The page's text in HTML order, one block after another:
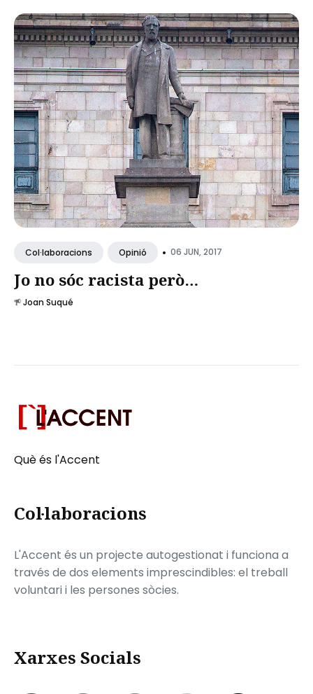
Col·laboracions Opinió • 06 JUN, 2017
Jo no sóc racista però…
Joan Suqué
Què és l'Accent
Col·laboracions
L'Accent és un projecte autogestionat i funciona a
través de dos elements imprescindibles: el treball
voluntari i les persones sòcies.
Xarxes Socials